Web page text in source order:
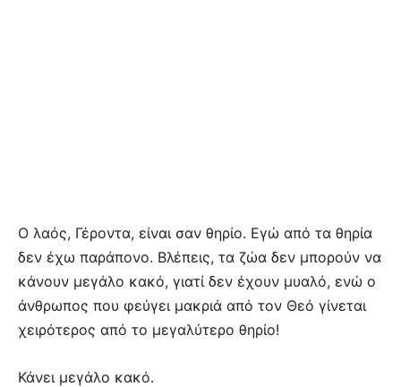
Ο λαός, Γέροντα, είναι σαν θηρίο. Εγώ από τα θηρία
δεν έχω παράπονο. Βλέπεις, τα ζώα δεν μπορούν να
κάνουν μεγάλο κακό, γιατί δεν έχουν μυαλό, ενώ ο
άνθρωπος που φεύγει μακριά από τον Θεό γίνεται
χειρότερος από το μεγαλύτερο θηρίο!
Κάνει μεγάλο κακό.